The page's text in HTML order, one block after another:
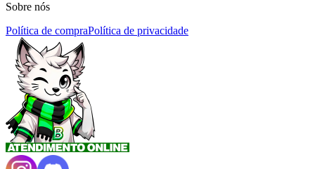
Sobre nós
Política de compraPolítica de privacidade